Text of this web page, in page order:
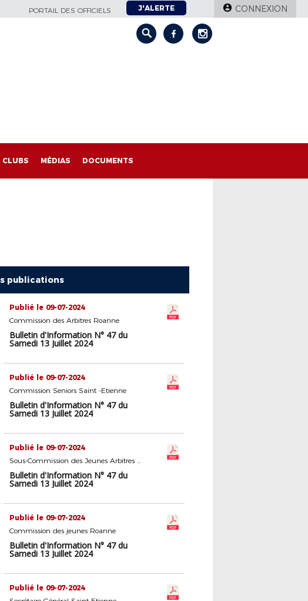
PORTAIL DES OFFICIELS J'ALERTE CONNEXION
CLUBS MÉDIAS DOCUMENTS
publications
Publié le 09-07-2024
Commission des Arbitres Roanne
Bulletin d'Information N° 47 du
Samedi 13 Juillet 2024
Publié le 09-07-2024
Commission Seniors Saint -Etienne
Bulletin d'Information N° 47 du
Samedi 13 Juillet 2024
Publié le 09-07-2024
Sous-Commission des Jeunes Arbitres Roanne
Bulletin d'Information N° 47 du
Samedi 13 Juillet 2024
Publié le 09-07-2024
Commission des jeunes Roanne
Bulletin d'Information N° 47 du
Samedi 13 Juillet 2024
Publié le 09-07-2024